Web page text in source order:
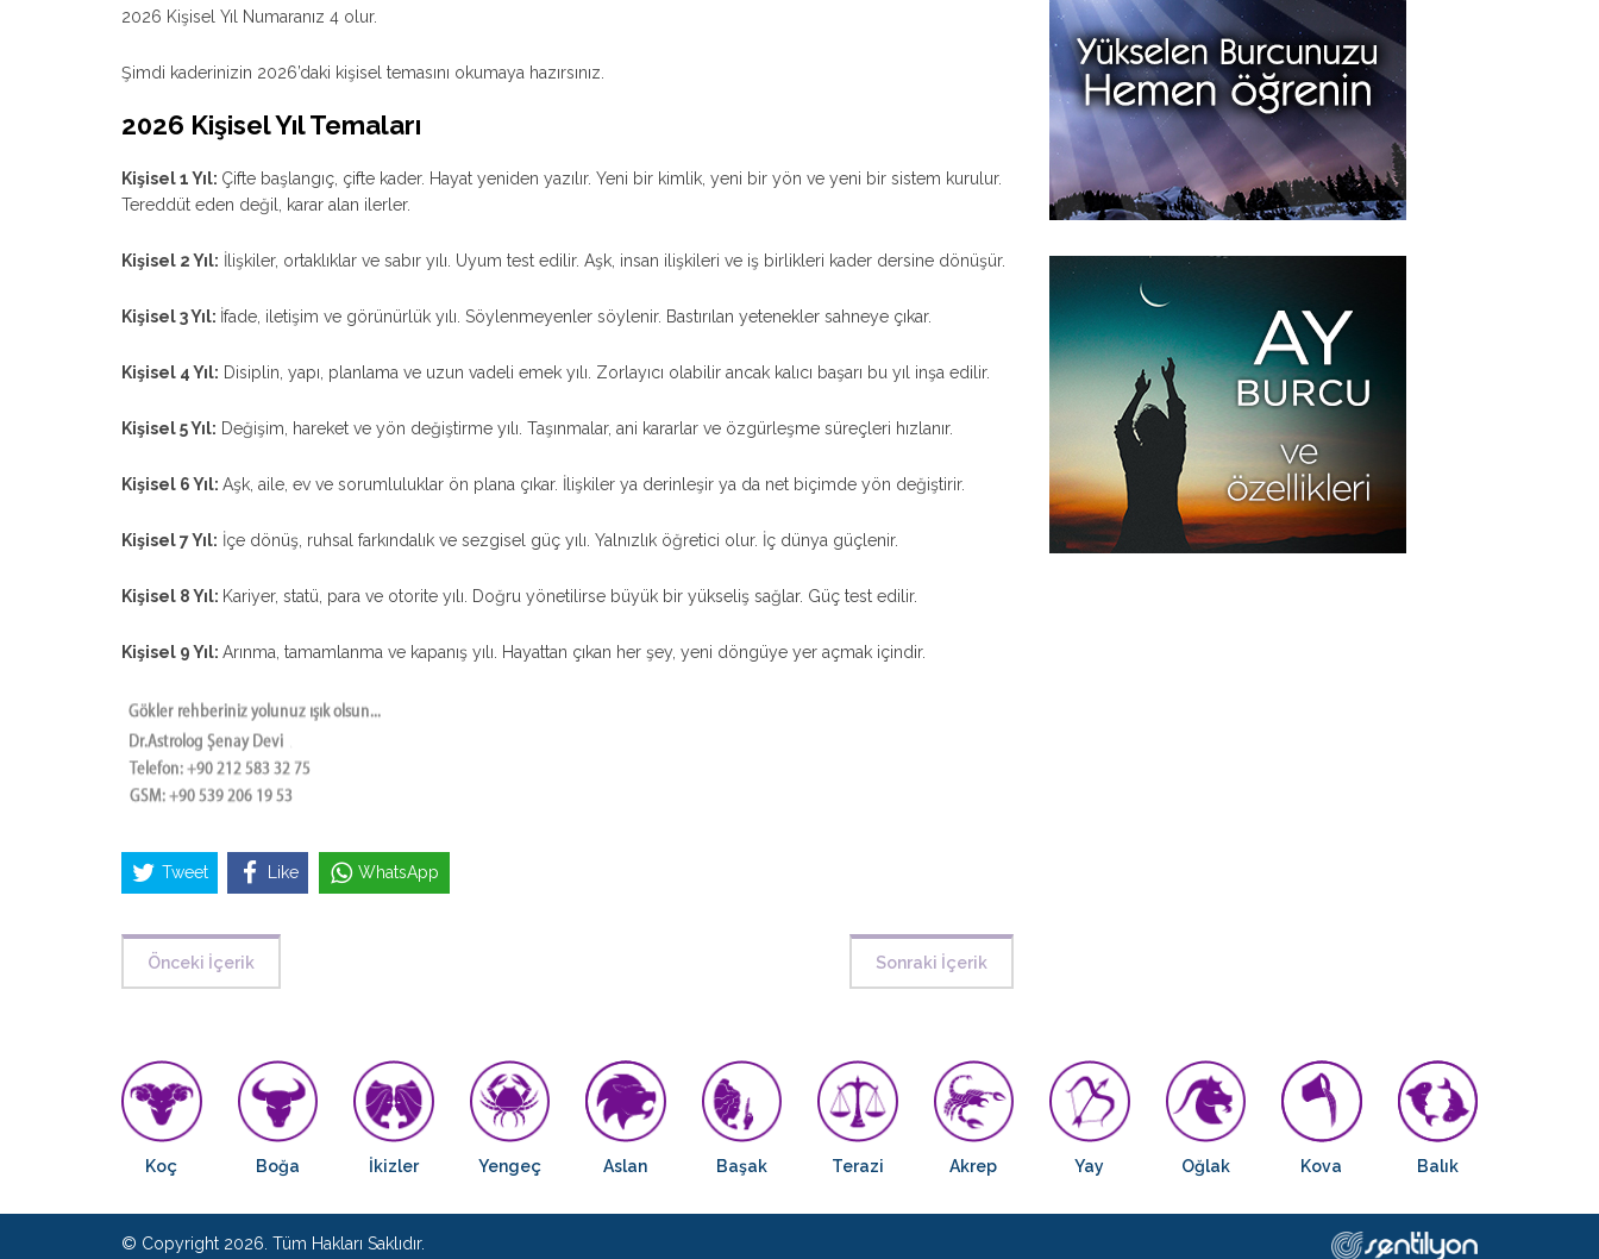
2026 Kişisel Yıl Numaranız 4 olur.
Şimdi kaderinizin 2026’daki kişisel temasını okumaya hazırsınız.
2026 Kişisel Yıl Temaları
Kişisel 1 Yıl: Çifte başlangıç, çifte kader. Hayat yeniden yazılır. Yeni bir kimlik, yeni bir yön ve yeni bir sistem kurulur.
Tereddüt eden değil, karar alan ilerler.
Kişisel 2 Yıl: İlişkiler, ortaklıklar ve sabır yılı. Uyum test edilir. Aşk, insan ilişkileri ve iş birlikleri kader dersine dönüşür.
Kişisel 3 Yıl: İfade, iletişim ve görünürlük yılı. Söylenmeyenler söylenir. Bastırılan yetenekler sahneye çıkar.
Kişisel 4 Yıl: Disiplin, yapı, planlama ve uzun vadeli emek yılı. Zorlayıcı olabilir ancak kalıcı başarı bu yıl inşa edilir.
Kişisel 5 Yıl: Değişim, hareket ve yön değiştirme yılı. Taşınmalar, ani kararlar ve özgürleşme süreçleri hızlanır.
Kişisel 6 Yıl: Aşk, aile, ev ve sorumluluklar ön plana çıkar. İlişkiler ya derinleşir ya da net biçimde yön değiştirir.
Kişisel 7 Yıl: İçe dönüş, ruhsal farkındalık ve sezgisel güç yılı. Yalnızlık öğretici olur. İç dünya güçlenir.
Kişisel 8 Yıl: Kariyer, statü, para ve otorite yılı. Doğru yönetilirse büyük bir yükseliş sağlar. Güç test edilir.
Kişisel 9 Yıl: Arınma, tamamlanma ve kapanış yılı. Hayattan çıkan her şey, yeni döngüye yer açmak içindir.
Tweet Like WhatsApp
Önceki İçerik Sonraki İçerik
Koç Boğa İkizler Yengeç Aslan Başak Terazi Akrep Yay Oğlak Kova Balık
© Copyright 2026. Tüm Hakları Saklıdır.